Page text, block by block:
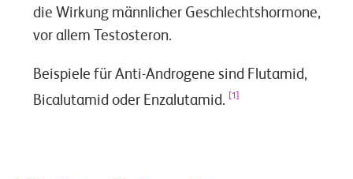
die Wirkung männlicher Geschlechtshormone,
vor allem Testosteron.
Beispiele für Anti-Androgene sind Flutamid,
Bicalutamid oder Enzalutamid.
[1]